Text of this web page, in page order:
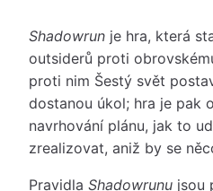
Shadowrun je hra, která
outsiderů proti
proti nim Šestý svět
dostanou úkol; hra je pak
navrhování plánu, jak to
zrealizovat, aniž by se
Pravidla Shadowrunu jsou